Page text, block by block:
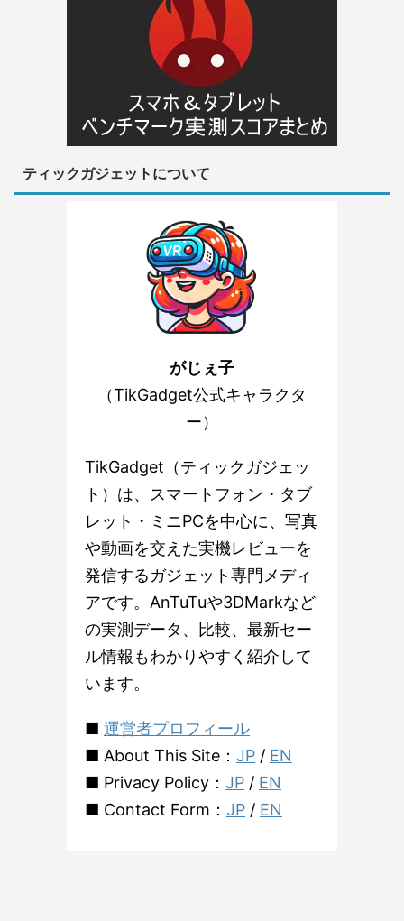
ティックガジェットについて
がじぇ子
（TikGadget公式キャラクタ
ー）
TikGadget（ティックガジェッ
ト）は、スマートフォン・タブ
レット・ミニPCを中心に、写真
や動画を交えた実機レビューを
発信するガジェット専門メディ
アです。AnTuTuや3DMarkなど
の実測データ、比較、最新セー
ル情報もわかりやすく紹介して
います。
■ 運営者プロフィール
■ About This Site： JP / EN
■ Privacy Policy： JP / EN
■ Contact Form： JP / EN